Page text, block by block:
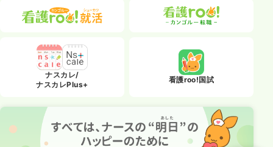
ナスカレ/
ナスカレPlus+
看護roo!国試